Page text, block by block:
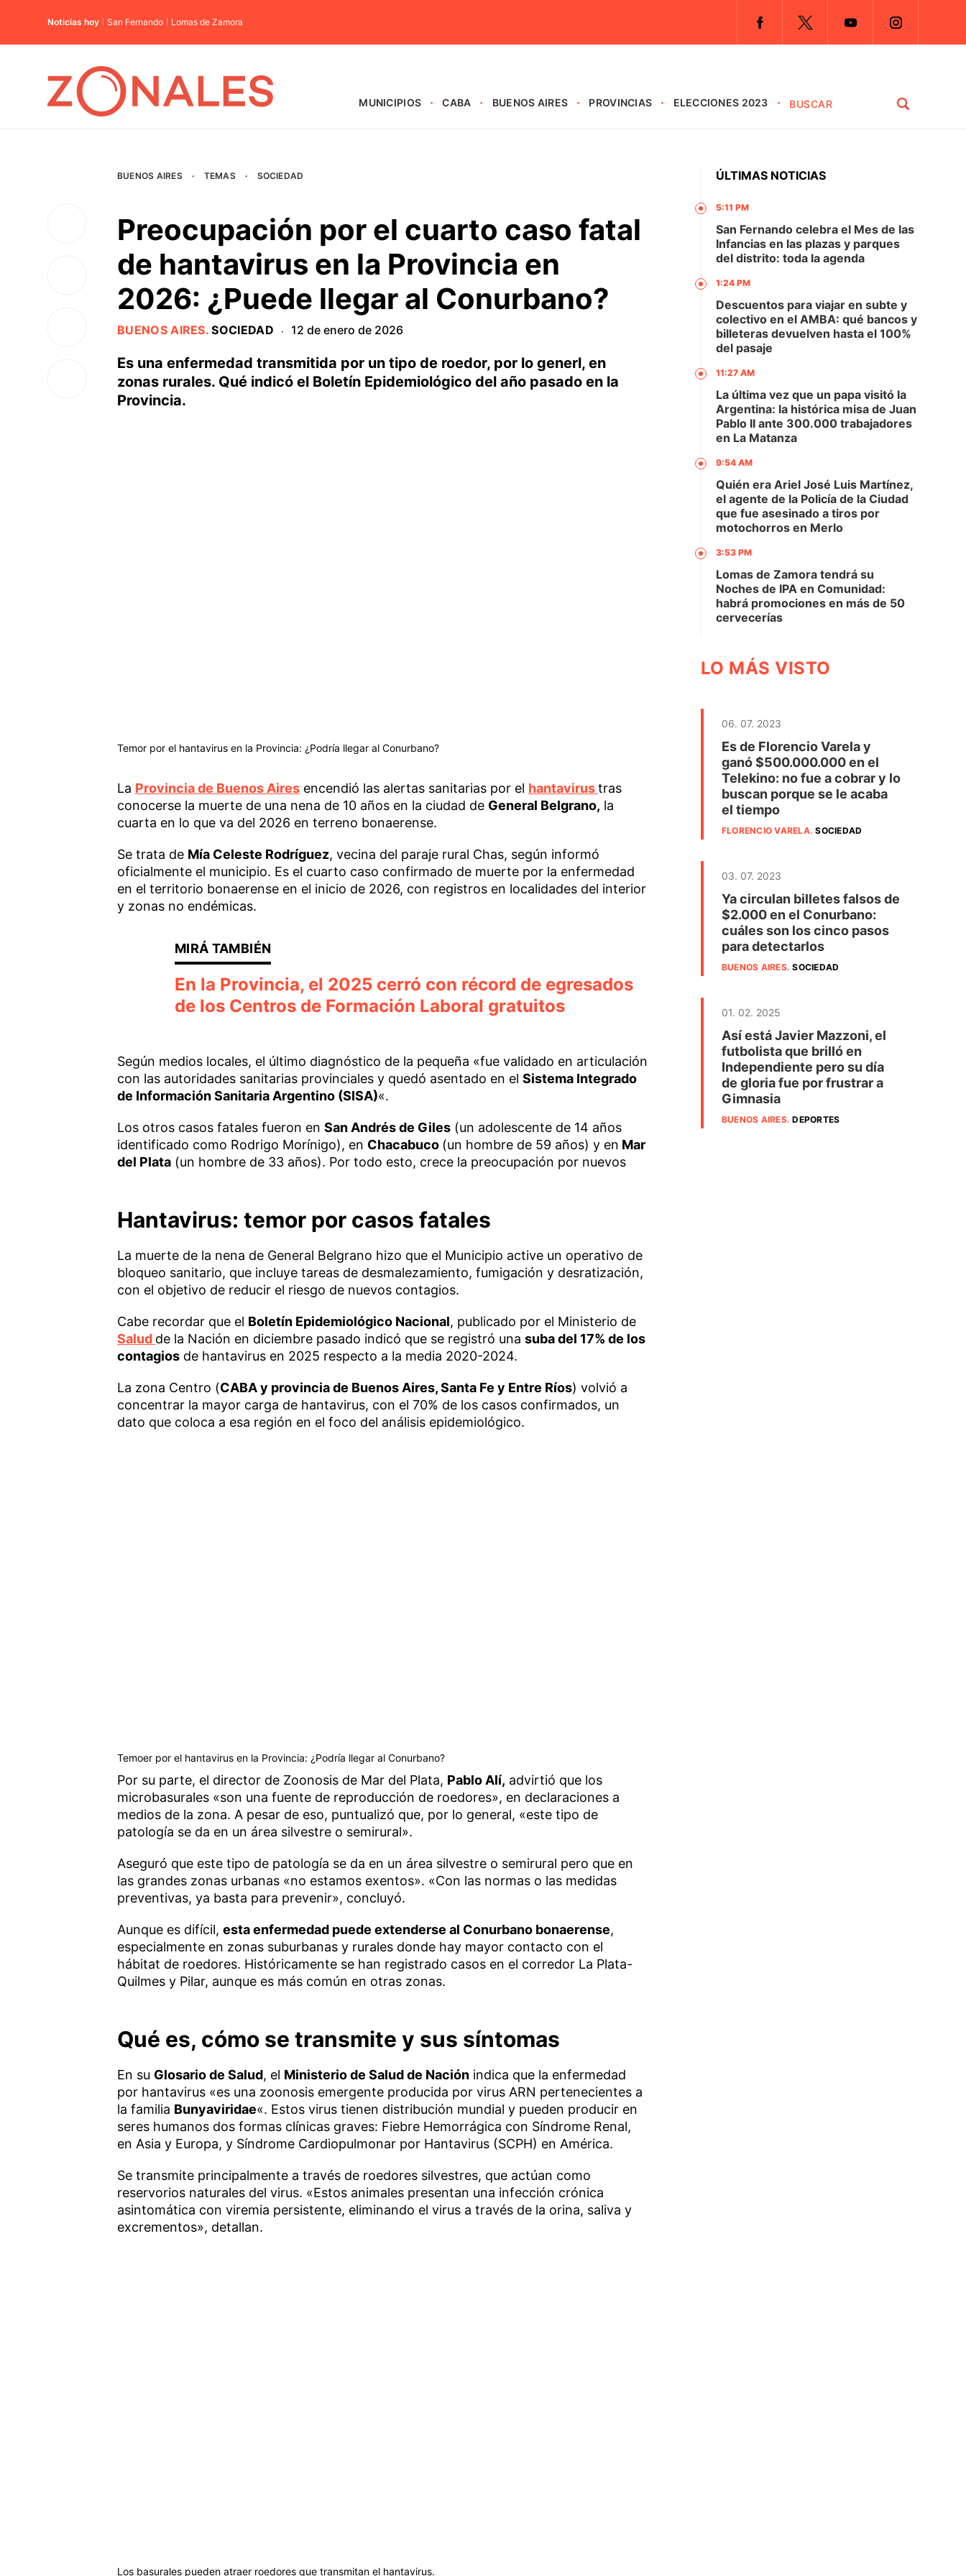
Noticias hoy San Fernando Lomas de Zamora
MUNICIPIOS CABA BUENOS AIRES PROVINCIAS ELECCIONES 2023
BUENOS AIRES · TEMAS · SOCIEDAD
Preocupación por el cuarto caso fatal
de hantavirus en la Provincia en
2026: ¿Puede llegar al Conurbano?
BUENOS AIRES.SOCIEDAD · 12 de enero de 2026
Es una enfermedad transmitida por un tipo de roedor, por lo generl, en
zonas rurales. Qué indicó el Boletín Epidemiológico del año pasado en la
Provincia.
Temor por el hantavirus en la Provincia: ¿Podría llegar al Conurbano?
La Provincia de Buenos Airesencendió las alertas sanitarias por el hantavirustras
conocerse la muerte de una nena de 10 años en la ciudad de General Belgrano, la
cuarta en lo que va del 2026 en terreno bonaerense.
Se trata de Mía Celeste Rodríguez, vecina del paraje rural Chas, según informó
oficialmente el municipio. Es el cuarto caso confirmado de muerte por la enfermedad
en el territorio bonaerense en el inicio de 2026, con registros en localidades del interior
y zonas no endémicas.
En la Provincia, el 2025 cerró con récord de egresados
de los Centros de Formación Laboral gratuitos
Según medios locales, el último diagnóstico de la pequeña «fue validado en articulación
con las autoridades sanitarias provinciales y quedó asentado en el Sistema Integrado
de Información Sanitaria Argentino (SISA)«.
Los otros casos fatales fueron en San Andrés de Giles(un adolescente de 14 años
identificado como Rodrigo Morínigo), en Chacabuco (un hombre de 59 años) y en Mar
del Plata(un hombre de 33 años). Por todo esto, crece la preocupación por nuevos
Hantavirus: temor por casos fatales
La muerte de la nena de General Belgrano hizo que el Municipio active un operativo de
bloqueo sanitario, que incluye tareas de desmalezamiento, fumigación y desratización,
con el objetivo de reducir el riesgo de nuevos contagios.
Cabe recordar que el Boletín Epidemiológico Nacional, publicado por el Ministerio de
Salud de la Nación en diciembre pasado indicó que se registró una suba del 17% de los
contagiosde hantavirus en 2025 respecto a la media 2020-2024.
La zona Centro (CABA y provincia de Buenos Aires, Santa Fe y Entre Ríos) volvió a
concentrar la mayor carga de hantavirus, con el 70% de los casos confirmados, un
dato que coloca a esa región en el foco del análisis epidemiológico.
Temoer por el hantavirus en la Provincia: ¿Podría llegar al Conurbano?
Por su parte, el director de Zoonosis de Mar del Plata, Pablo Alí, advirtió que los
microbasurales «son una fuente de reproducción de roedores», en declaraciones a
medios de la zona. A pesar de eso, puntualizó que, por lo general, «este tipo de
patología se da en un área silvestre o semirural».
Aseguró que este tipo de patología se da en un área silvestre o semirural pero que en
las grandes zonas urbanas «no estamos exentos». «Con las normas o las medidas
preventivas, ya basta para prevenir», concluyó.
Aunque es difícil, esta enfermedad puede extenderse al Conurbano bonaerense,
especialmente en zonas suburbanas y rurales donde hay mayor contacto con el
hábitat de roedores. Históricamente se han registrado casos en el corredor La Plata-
Quilmes y Pilar, aunque es más común en otras zonas.
Qué es, cómo se transmite y sus síntomas
En su Glosario de Salud, el Ministerio de Salud de Naciónindica que la enfermedad
por hantavirus «es una zoonosis emergente producida por virus ARN pertenecientes a
la familia Bunyaviridae«. Estos virus tienen distribución mundial y pueden producir en
seres humanos dos formas clínicas graves: Fiebre Hemorrágica con Síndrome Renal,
en Asia y Europa, y Síndrome Cardiopulmonar por Hantavirus (SCPH) en América.
Se transmite principalmente a través de roedores silvestres, que actúan como
reservorios naturales del virus. «Estos animales presentan una infección crónica
asintomática con viremia persistente, eliminando el virus a través de la orina, saliva y
excrementos», detallan.
Los basurales pueden atraer roedores que transmitan el hantavirus.
ÚLTIMAS NOTICIAS
5:11 PM
San Fernando celebra el Mes de las
Infancias en las plazas y parques
del distrito: toda la agenda
1:24 PM
Descuentos para viajar en subte y
colectivo en el AMBA: qué bancos y
billeteras devuelven hasta el 100%
del pasaje
11:27 AM
La última vez que un papa visitó la
Argentina: la histórica misa de Juan
Pablo II ante 300.000 trabajadores
en La Matanza
9:54 AM
Quién era Ariel José Luis Martínez,
el agente de la Policía de la Ciudad
que fue asesinado a tiros por
motochorros en Merlo
3:53 PM
Lomas de Zamora tendrá su
Noches de IPA en Comunidad:
habrá promociones en más de 50
cervecerías
LO MÁS VISTO
06. 07. 2023
Es de Florencio Varela y
ganó $500.000.000 en el
Telekino: no fue a cobrar y lo
buscan porque se le acaba
el tiempo
FLORENCIO VARELA.SOCIEDAD
03. 07. 2023
Ya circulan billetes falsos de
$2.000 en el Conurbano:
cuáles son los cinco pasos
para detectarlos
BUENOS AIRES.SOCIEDAD
01. 02. 2025
Así está Javier Mazzoni, el
futbolista que brilló en
Independiente pero su día
de gloria fue por frustrar a
Gimnasia
BUENOS AIRES.DEPORTES